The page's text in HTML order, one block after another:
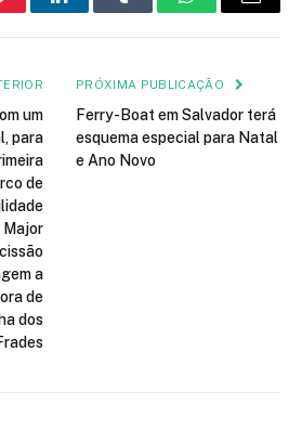
LinkedInTumblr WhatsApp
E-
um
para
de
Major
a
de
dos
PRÓXIMA PUBLICAÇÃO
Ferry-Boat em Salvador terá
esquema especial para Natal
e Ano Novo